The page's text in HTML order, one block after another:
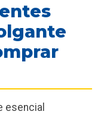
esencial